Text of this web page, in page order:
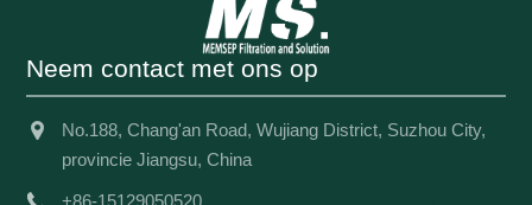
Neem contact met ons op
No.188, Chang'an Road, Wujiang District, Suzhou City,
provincie Jiangsu, China